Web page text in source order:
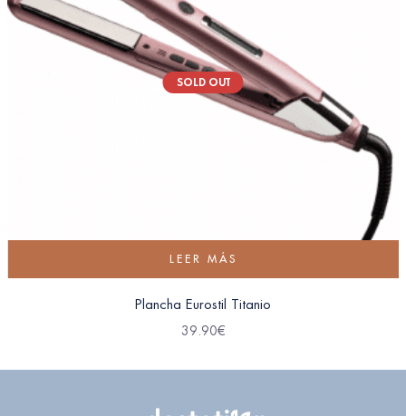
SOLD OUT
LEER MÁS
Plancha Eurostil Titanio
39.90€